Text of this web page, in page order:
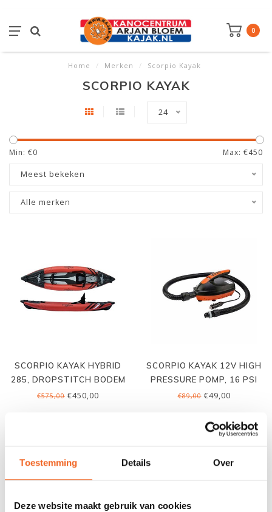
Toestemming Details Over
Deze website maakt gebruik van cookies
0
Home / Merken / Scorpio Kayak
SCORPIO KAYAK
24
Min: €0 Max: €450
Meest bekeken
Alle merken
SCORPIO KAYAK HYBRID
285, DROPSTITCH BODEM
€575,00 €450,00
SCORPIO KAYAK 12V HIGH
PRESSURE POMP, 16 PSI
€89,00€49,00